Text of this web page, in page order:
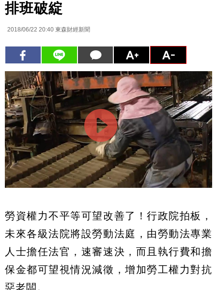
排班破綻
2018/06/22 20:40 東森財經新聞
勞資權力不平等可望改善了！行政院拍板，
未來各級法院將設勞動法庭，由勞動法專業
人士擔任法官，速審速決，而且執行費和擔
保金都可望視情況減徵，增加勞工權力對抗
惡老闆。